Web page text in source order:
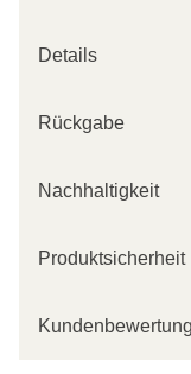
Details
Rückgabe
Nachhaltigkeit
Produktsicherheit